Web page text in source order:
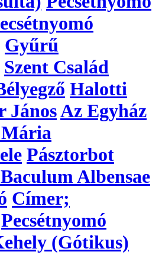
Gyűrű
Szent Család
Halotti
JánosAz Egyház
Mária
Pásztorbot
Albensae
Címer;
Pecsétnyomó
(Gótikus)